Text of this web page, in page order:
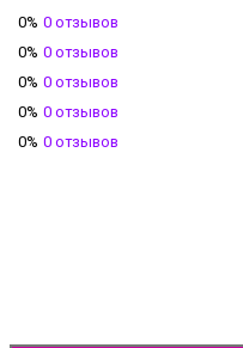
0% 0 отзывов
0% 0 отзывов
0% 0 отзывов
0% 0 отзывов
0% 0 отзывов